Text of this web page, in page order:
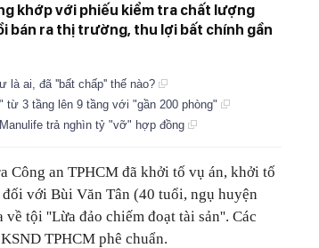
khớp với phiếu kiểm tra chất lượng
bán ra thị trường, thu lợi bất chính gần
là ai, đã ''bất chấp'' thế nào?
3 tầng lên 9 tầng với "gần 200 phòng"
trả nghìn tỷ "vỡ" hợp đồng
Công an TPHCM đã khởi tố vụ án, khởi tố
với Bùi Văn Tân (40 tuổi, ngụ huyện
tội ''Lừa đảo chiếm đoạt tài sản''. Các
TPHCM phê chuẩn.